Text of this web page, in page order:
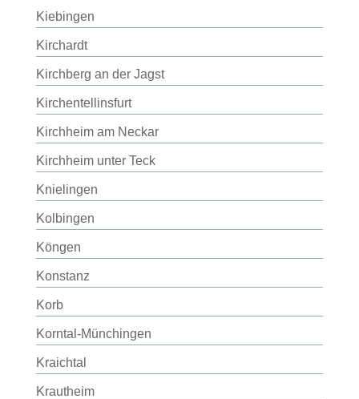
Kiebingen
Kirchardt
Kirchberg an der Jagst
Kirchentellinsfurt
Kirchheim am Neckar
Kirchheim unter Teck
Knielingen
Kolbingen
Köngen
Konstanz
Korb
Korntal-Münchingen
Kraichtal
Krautheim